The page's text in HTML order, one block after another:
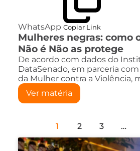
WhatsApp Copiar Link
Mulheres negras: como
Não é Não as protege
De acordo com dados do
DataSenado, em parceria
da Mulher contra a Violência,
Ver matéria
1 2 3 …